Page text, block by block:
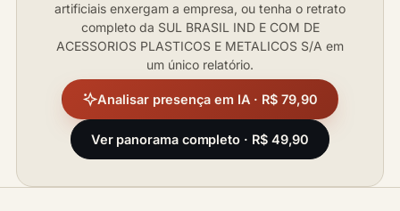
artificiais enxergam a empresa, ou tenha o retrato
completo da SUL BRASIL IND E COM DE
ACESSORIOS PLASTICOS E METALICOS S/A em
um único relatório.
Analisar presença em IA · R$ 79,90
Ver panorama completo · R$ 49,90